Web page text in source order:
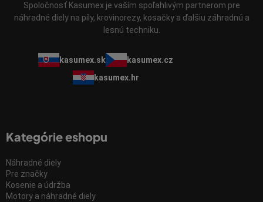
Spoločnosť Kasumex je vaším spoľahlivým partnerom pre
náhradné diely na píly, krovinorezy, kosačky a ďalšiu záhradnú a
lesnú techniku.
kasumex.sk
kasumex.cz
kasumex.hr
Kategórie eshopu
Náhradné diely
Pre značky
Kosenie a údržba
Motory a náhradné diely